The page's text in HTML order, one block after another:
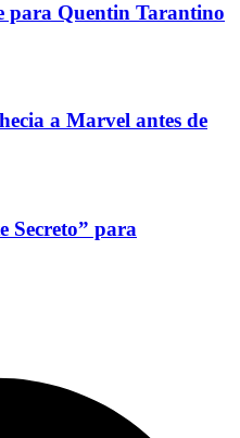
para Quentin Tarantino
a Marvel antes de
Secreto” para